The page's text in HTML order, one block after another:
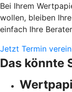
Bei Ihrem
wollen, bleiben
einfach Ihre
Jetzt Termin
Das könnte